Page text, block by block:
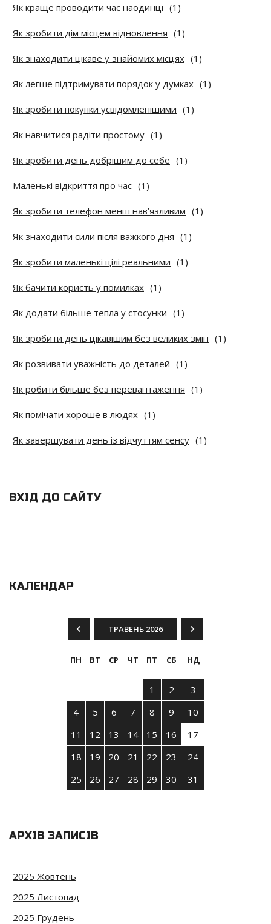
Як краще проводити час наодинці (1)
Як зробити дім місцем відновлення (1)
Як знаходити цікаве у знайомих місцях (1)
Як легше підтримувати порядок у думках (1)
Як зробити покупки усвідомленішими (1)
Як навчитися радіти простому (1)
Як зробити день добрішим до себе (1)
Маленькі відкриття про час (1)
Як зробити телефон менш нав’язливим (1)
Як знаходити сили після важкого дня (1)
Як зробити маленькі цілі реальними (1)
Як бачити користь у помилках (1)
Як додати більше тепла у стосунки (1)
Як зробити день цікавішим без великих змін (1)
Як розвивати уважність до деталей (1)
Як робити більше без перевантаження (1)
Як помічати хороше в людях (1)
Як завершувати день із відчуттям сенсу (1)
ВХІД ДО САЙТУ
КАЛЕНДАР
ТРАВЕНЬ 2026
ПН ВТ СР ЧТ ПТ СБ НД
1 2
3
4
5 6 7 8 9
10
11
12 13 14 15 16
17
18
19 20 21 22 23
24
25
26 27 28 29 30 31
АРХІВ ЗАПИСІВ
2025 Жовтень
2025 Листопад
2025 Грудень